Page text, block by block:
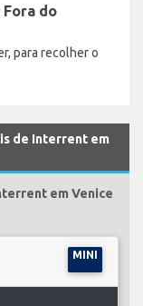
do
para recolher o
de Interrent em
em Venice
MINI